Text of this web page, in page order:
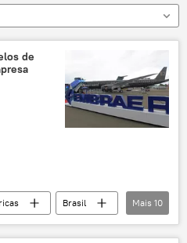
de
Brasil
Brasileira (FAB)
Mais 10